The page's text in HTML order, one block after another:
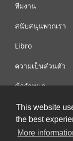
This website
the best
More
ทีมงาน
สนับสนุนพวกเรา
Libro
ความเป็นส่วนตัว
ข้อกำหนด
ติดต่อเรา